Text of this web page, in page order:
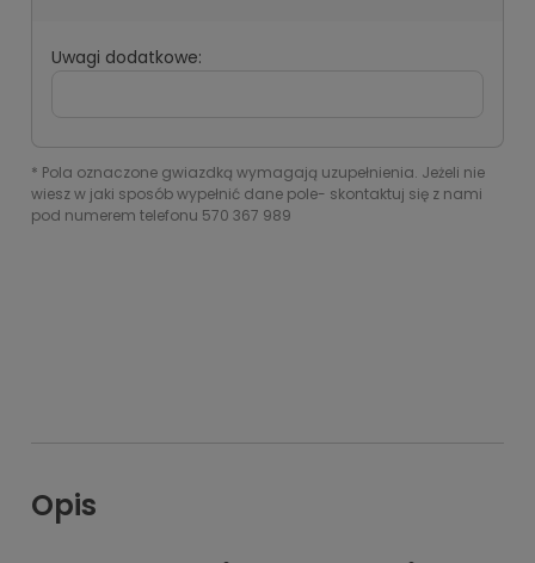
Uwagi dodatkowe:
* Pola oznaczone gwiazdką wymagają uzupełnienia. Jeżeli nie
wiesz w jaki sposób wypełnić dane pole- skontaktuj się z nami
pod numerem telefonu 570 367 989
Opis